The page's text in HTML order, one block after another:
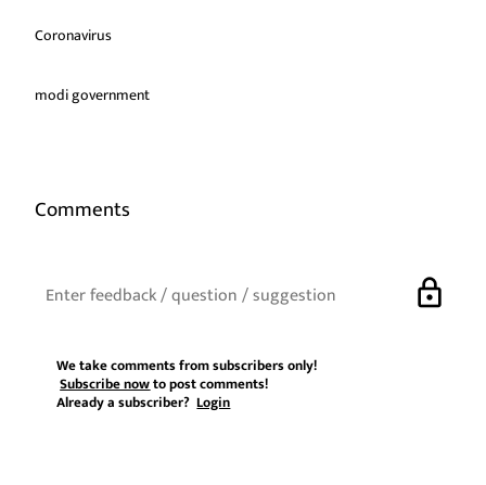
Coronavirus
modi government
Comments
lock
We take comments from subscribers only!
Subscribe nowto post comments!
Already a subscriber?Login